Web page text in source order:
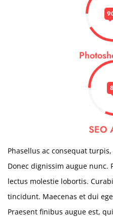
SEO
Phasellus ac consequat
Donec dignissim augue nunc.
lectus molestie lobortis.
tincidunt. Maecenas et dui
Praesent finibus augue est,